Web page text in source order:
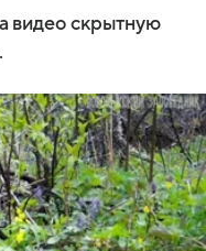
видео скрытную